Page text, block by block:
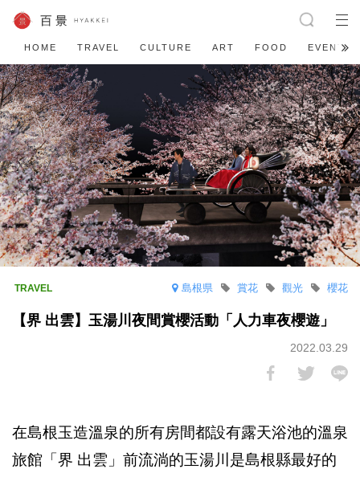
HOME TRAVEL CULTURE ART FOOD EVENT
島根県 櫻花
觀光
賞花
【界 出雲】玉湯川夜間賞櫻活動「人力車夜櫻遊」
2022.03.29
在島根玉造溫泉的所有房間都設有露天浴池的溫泉
旅館「界 出雲」前流淌的玉湯川是島根縣最好的